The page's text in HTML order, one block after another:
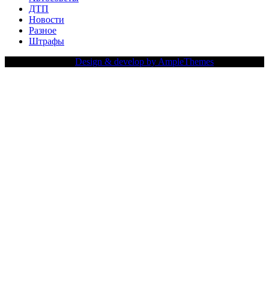
ДТП
Новости
Разное
Штрафы
Design & develop by AmpleThemes